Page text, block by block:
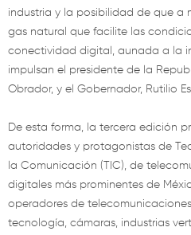
industria y la posibilidad de que a
gas natural que facilite las
conectividad digital, aunada a la
impulsan el presidente de la
Obrador, y el Gobernador, Rutilio
De esta forma, la tercera edición
autoridades y protagonistas de
la Comunicación (TIC), de
digitales más prominentes de
operadores de
tecnología, cámaras, industrias